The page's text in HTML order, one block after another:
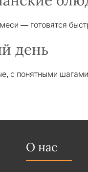
— готовятся
день
с понятными
О нас